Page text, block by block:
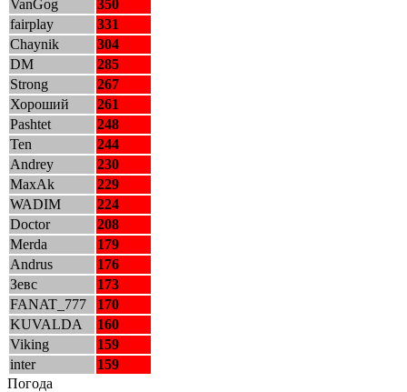
VanGog
350
fairplay
331
Chaynik
304
DM
285
Strong
267
Хороший
261
Pashtet
248
Ten
244
Andrey
230
MaxAk
229
WADIM
224
Doctor
208
Merda
179
Andrus
176
Зевс
173
FANAT_777
170
KUVALDA
160
Viking
159
inter
159
Погода